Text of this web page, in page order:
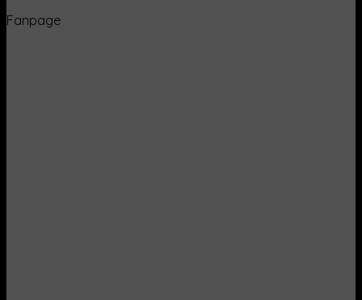
Fanpage